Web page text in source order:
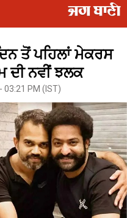
ਤੋਂ ਪਹਿਲਾਂ ਮੇਕਰਸ
ਦੀ ਨਵੀਂ ਝਲਕ
03:21 PM (IST)